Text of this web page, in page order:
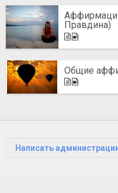
Правдина)
Общие
Написать